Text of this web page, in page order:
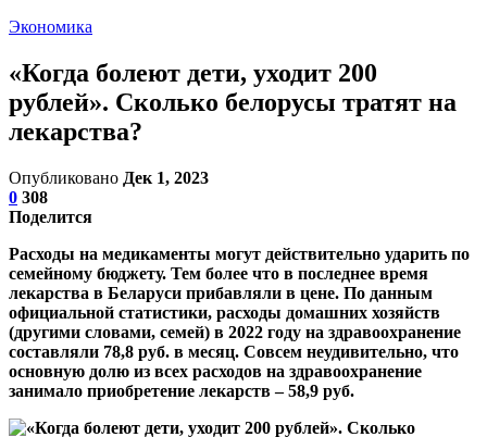
Экономика
«Когда болеют дети, уходит 200
рублей». Сколько белорусы тратят на
лекарства?
Опубликовано Дек 1, 2023
0 308
Поделится
Расходы на медикаменты могут действительно ударить по
семейному бюджету. Тем более что в последнее время
лекарства в Беларуси прибавляли в цене. По данным
официальной статистики, расходы домашних хозяйств
(другими словами, семей) в 2022 году на здравоохранение
составляли 78,8 руб. в месяц. Совсем неудивительно, что
основную долю из всех расходов на здравоохранение
занимало приобретение лекарств – 58,9 руб.